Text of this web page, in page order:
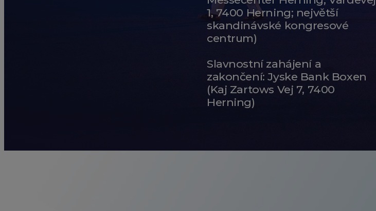
1, 7400 Herning; největší
skandinávské kongresové
centrum)
Slavnostní zahájení a
zakončení: Jyske Bank Boxen
(Kaj Zartows Vej 7, 7400
Herning)